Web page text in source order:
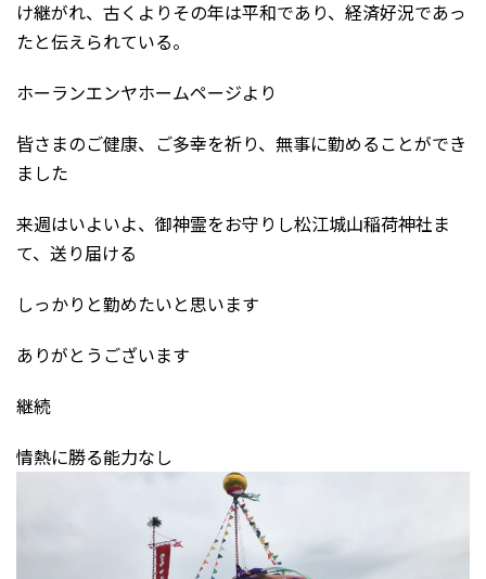
け継がれ、古くよりその年は平和であり、経済好況であっ
たと伝えられている。
ホーランエンヤホームページより
皆さまのご健康、ご多幸を祈り、無事に勤めることができ
ました
来週はいよいよ、御神霊をお守りし松江城山稲荷神社ま
て、送り届ける
しっかりと勤めたいと思います
ありがとうございます
継続
情熱に勝る能力なし